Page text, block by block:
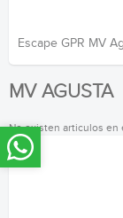
Escape GPR MV
MV AGUSTA
No existen articulos en